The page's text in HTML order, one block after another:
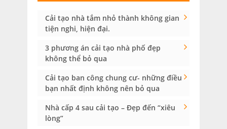
Cải tạo nhà tắm nhỏ thành không gian
tiện nghi, hiện đại.
3 phương án cải tạo nhà phố đẹp
không thể bỏ qua
Cải tạo ban công chung cư- những điều
bạn nhất định không nên bỏ qua
Nhà cấp 4 sau cải tạo – Đẹp đến “xiêu
lòng”